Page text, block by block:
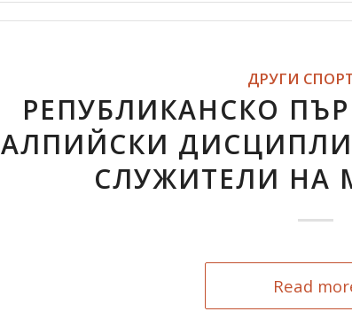
ДРУГИ
РЕПУБЛИКАНСКО
АЛПИЙСКИ
СЛУЖИТЕЛИ НА
Read